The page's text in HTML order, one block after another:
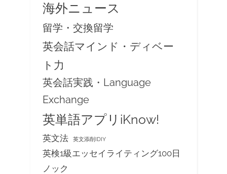
海外ニュース
留学・交換留学
英会話マインド・ディベー
ト力
英会話実践・Language
Exchange
英単語アプリiKnow!
英文法 英文添削IDIY
英検1級エッセイライティング100日
ノック